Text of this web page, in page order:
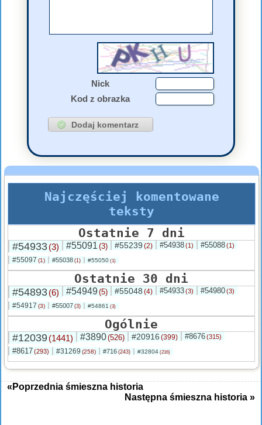
Nick
Kod z obrazka
Najczęściej komentowane
teksty
Ostatnie 7 dni
#54933(3) #55091 (3) #55239 (2) #54938(1) #55088(1)
#55097 (1) #55038 (1) #55050 (1)
Ostatnie 30 dni
#54893(6) #54949(5) #55048 (4) #54933(3) #54980(3)
#54917 (3) #55007 (3) #54861 (3)
Ogólnie
#12039(1441) #3890(526) #20916 (399) #8676(315)
#8617(293) #31269 (258) #716 (243) #32804 (216)
«Poprzednia śmieszna historia
Następna śmieszna historia »